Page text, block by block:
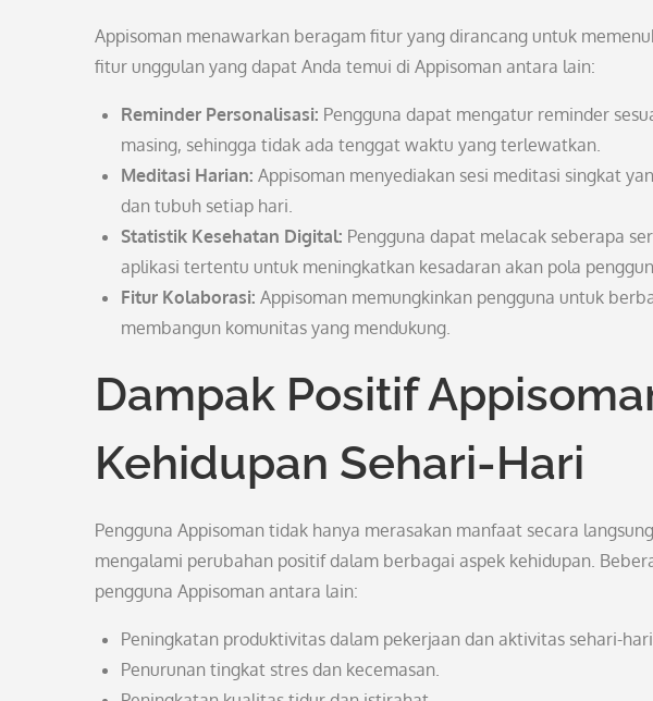
Appisoman menawarkan beragam fitur yang dirancang untuk
fitur unggulan yang dapat Anda temui di Appisoman antara lain:
Reminder Personalisasi: Pengguna dapat mengatur reminder
masing, sehingga tidak ada tenggat waktu yang terlewatkan.
Meditasi Harian: Appisoman menyediakan sesi meditasi singkat
dan tubuh setiap hari.
Statistik Kesehatan Digital: Pengguna dapat melacak seberapa
aplikasi tertentu untuk meningkatkan kesadaran akan pola
Fitur Kolaborasi: Appisoman memungkinkan pengguna untuk
membangun komunitas yang mendukung.
Dampak Positif
Kehidupan Sehari-Hari
Pengguna Appisoman tidak hanya merasakan manfaat secara
mengalami perubahan positif dalam berbagai aspek kehidupan.
pengguna Appisoman antara lain:
Peningkatan produktivitas dalam pekerjaan dan aktivitas sehari-
Penurunan tingkat stres dan kecemasan.